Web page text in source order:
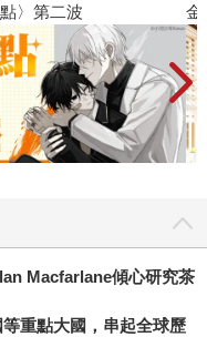
Macfarlane傾心研究茶
重點大國，串起全球歷